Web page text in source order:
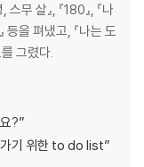
는 나의 정체성 / 유목
하는 삶 / 내가 경험하
무 살』, 『180』, 『나
등을 펴냈고, 『나는 도
그렸다.
?”
가기 위한 to do list”